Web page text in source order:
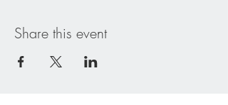
Share this event